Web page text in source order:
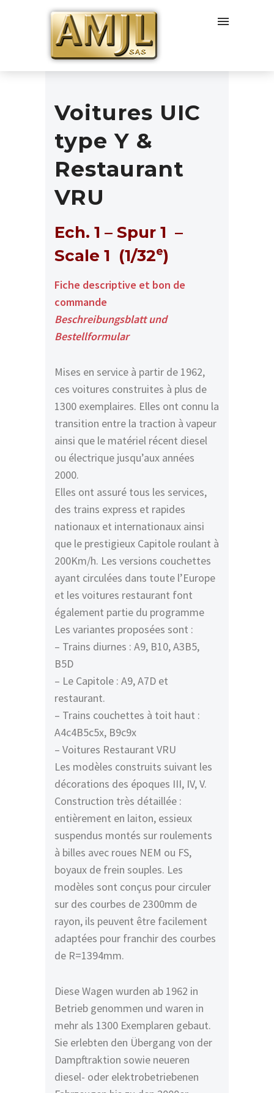
Voitures UIC
type Y &
Restaurant
VRU
Ech. 1 – Spur 1 –
Scale 1 (1/32e)
Fiche descriptive et bon de
commande
Beschreibungsblatt und
Bestellformular
Mises en service à partir de 1962,
ces voitures construites à plus de
1300 exemplaires. Elles ont connu la
transition entre la traction à vapeur
ainsi que le matériel récent diesel
ou électrique jusqu’aux années
2000.
Elles ont assuré tous les services,
des trains express et rapides
nationaux et internationaux ainsi
que le prestigieux Capitole roulant à
200Km/h. Les versions couchettes
ayant circulées dans toute l’Europe
et les voitures restaurant font
également partie du programme
Les variantes proposées sont :
– Trains diurnes : A9, B10, A3B5,
B5D
– Le Capitole : A9, A7D et
restaurant.
– Trains couchettes à toit haut :
A4c4B5c5x, B9c9x
– Voitures Restaurant VRU
Les modèles construits suivant les
décorations des époques III, IV, V.
Construction très détaillée :
entièrement en laiton, essieux
suspendus montés sur roulements
à billes avec roues NEM ou FS,
boyaux de frein souples. Les
modèles sont conçus pour circuler
sur des courbes de 2300mm de
rayon, ils peuvent être facilement
adaptées pour franchir des courbes
de R=1394mm.
Diese Wagen wurden ab 1962 in
Betrieb genommen und waren in
mehr als 1300 Exemplaren gebaut.
Sie erlebten den Übergang von der
Dampftraktion sowie neueren
diesel- oder elektrobetriebenen